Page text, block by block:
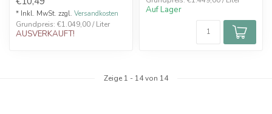
* Inkl. MwSt. zzgl. Versandkosten
Grundpreis: €1.049,00 / Liter
AUSVERKAUFT!
Auf Lager
Zeige 1 - 14von 14